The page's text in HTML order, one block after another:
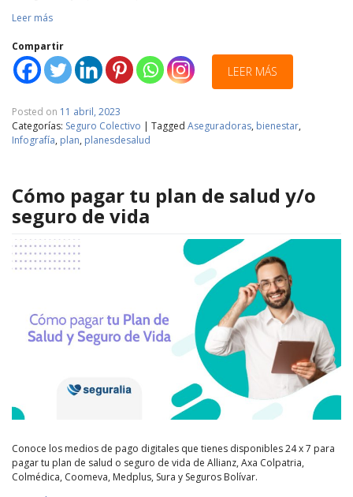
Leer más
Compartir
LEER MÁS
Posted on 11 abril, 2023
Categorías: Seguro Colectivo | Tagged Aseguradoras, bienestar,
Infografía, plan, planesdesalud
Cómo pagar tu plan de salud y/o
seguro de vida
Conoce los medios de pago digitales que tienes disponibles 24 x 7 para
pagar tu plan de salud o seguro de vida de Allianz, Axa Colpatria,
Colmédica, Coomeva, Medplus, Sura y Seguros Bolívar.